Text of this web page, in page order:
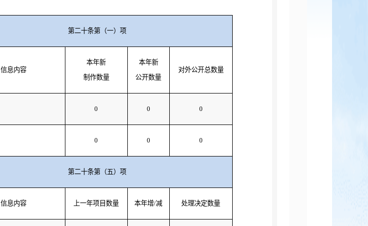
第二十条第（一）项
信息内容
本年新
制作数量
本年新
公开数量
对外公开总数量
0 0 0
0 0 0
第二十条第（五）项
信息内容 上一年项目数量 本年增/减 处理决定数量